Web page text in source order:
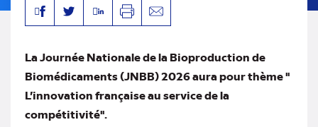
FacebookTwitterLinkedinImprimerEnvoyer
La Journée Nationale de la Bioproduction de
Biomédicaments (JNBB) 2026 aura pour thème "
L’innovation française au service de la
compétitivité".